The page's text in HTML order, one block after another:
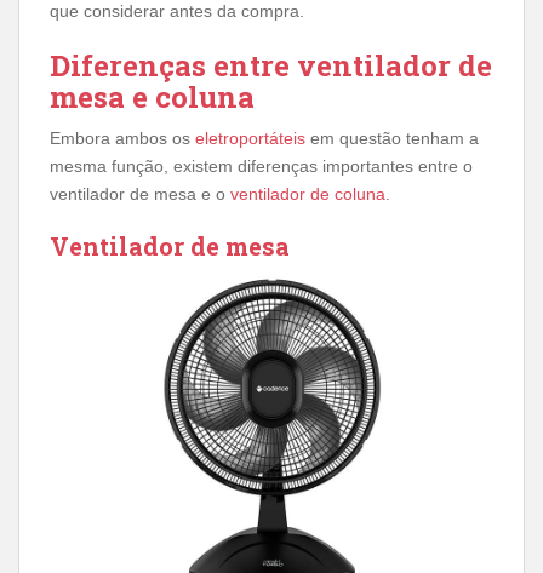
que considerar antes da compra.
Diferenças entre ventilador de
mesa e coluna
Embora ambos os eletroportáteis em questão tenham a
mesma função, existem diferenças importantes entre o
ventilador de mesa e o ventilador de coluna.
Ventilador de mesa